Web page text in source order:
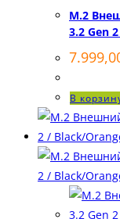
M.2
3.2 Gen
В